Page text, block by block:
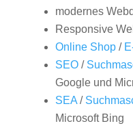
modernes
Responsive
Online Shop/
SEO/
Google und
SEA/
Microsoft Bing